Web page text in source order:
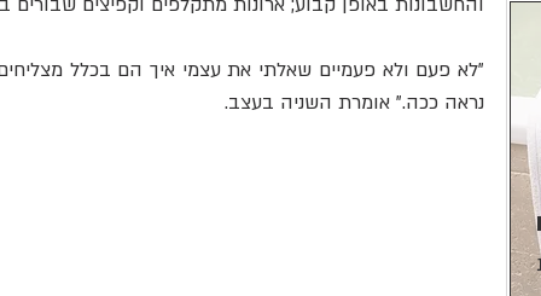
נראה ככה." אומרת השניה בעצב.